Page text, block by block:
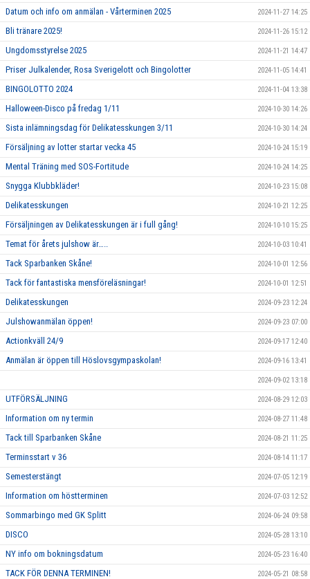
Datum och info om anmälan - Vårterminen 2025 2024-11-27 14:25
Bli tränare 2025! 2024-11-26 15:12
Ungdomsstyrelse 2025 2024-11-21 14:47
Priser Julkalender, Rosa Sverigelott och Bingolotter 2024-11-05 14:41
BINGOLOTTO 2024 2024-11-04 13:38
Halloween-Disco på fredag 1/11 2024-10-30 14:26
Sista inlämningsdag för Delikatesskungen 3/11 2024-10-30 14:24
Försäljning av lotter startar vecka 45 2024-10-24 15:19
Mental Träning med SOS-Fortitude 2024-10-24 14:25
Snygga Klubbkläder! 2024-10-23 15:08
Delikatesskungen 2024-10-21 12:25
Försäljningen av Delikatesskungen är i full gång! 2024-10-10 15:25
Temat för årets julshow är….. 2024-10-03 10:41
Tack Sparbanken Skåne! 2024-10-01 12:56
Tack för fantastiska mensföreläsningar! 2024-10-01 12:51
Delikatesskungen 2024-09-23 12:24
Julshowanmälan öppen! 2024-09-23 07:00
Actionkväll 24/9 2024-09-17 12:40
Anmälan är öppen till Höslovsgympaskolan! 2024-09-16 13:41
2024-09-02 13:18
UTFÖRSÄLJNING 2024-08-29 12:03
Information om ny termin 2024-08-27 11:48
Tack till Sparbanken Skåne 2024-08-21 11:25
Terminsstart v 36 2024-08-14 11:17
Semesterstängt 2024-07-05 12:19
Information om höstterminen 2024-07-03 12:52
Sommarbingo med GK Splitt 2024-06-24 09:58
DISCO 2024-05-28 13:10
NY info om bokningsdatum 2024-05-23 16:40
TACK FÖR DENNA TERMINEN! 2024-05-21 08:58